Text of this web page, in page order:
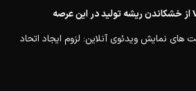
نمایش ویدئوی آنلاین: لزوم ایجاد اتحاد